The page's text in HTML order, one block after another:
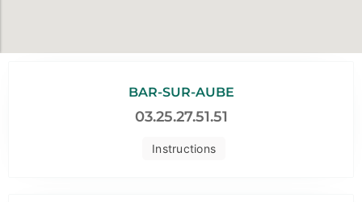
Instructions
BAR-SUR-AUBE
03.25.27.51.51